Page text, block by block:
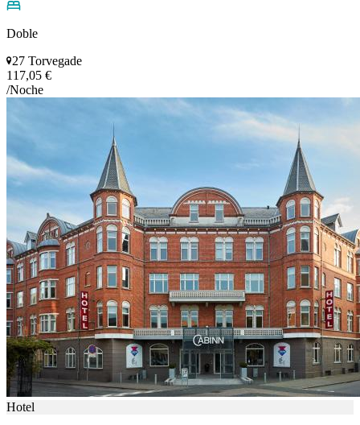
Doble
27 Torvegade
117,05 €
/Noche
Hotel